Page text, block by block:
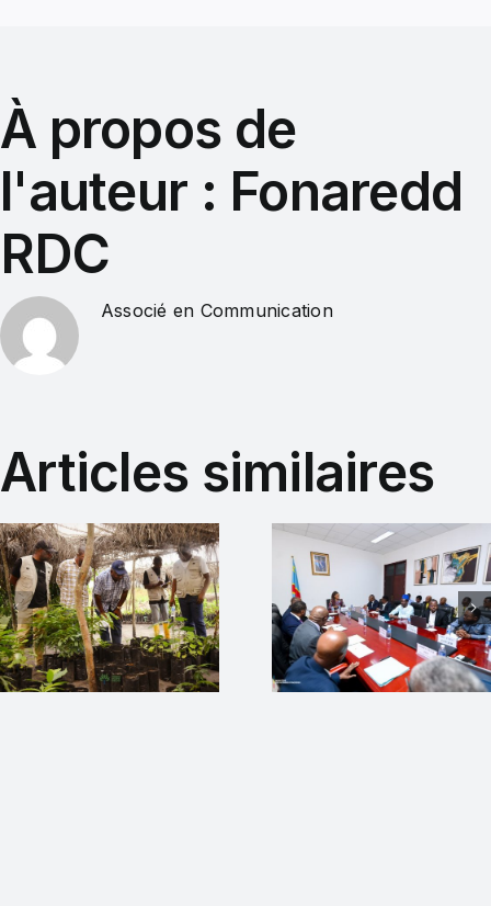
À propos de
l'auteur : Fonaredd
RDC
Associé en Communication
Articles similaires
Le
accompagne
une nouvelle
étape de la
Réforme
foncière à
travers le
Énergie
durable :
soutient
validation
la
nationale